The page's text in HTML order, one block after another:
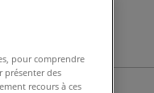
pour comprendre
présenter des
recours à ces